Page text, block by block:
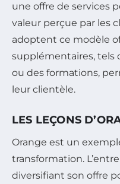
une offre de services
valeur perçue par les
adoptent ce modèle
supplémentaires, tels
ou des formations,
leur clientèle.
LES LEÇONS
Orange est un
transformation.
diversifiant son offre